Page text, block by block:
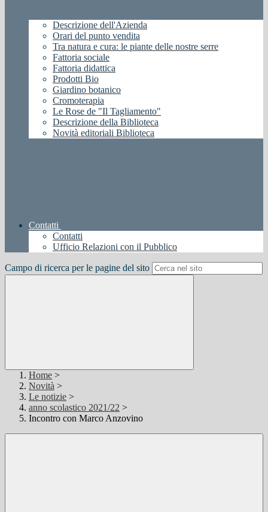
Descrizione dell'Azienda
Orari del punto vendita
Tra natura e cura: le piante delle nostre serre
Fattoria sociale
Fattoria didattica
Prodotti Bio
Giardino botanico
Cromoterapia
Le Rose de "Il Tagliamento"
Descrizione della Biblioteca
Novità editoriali Biblioteca
Contatti
Contatti
Ufficio Relazioni con il Pubblico
Campo di ricerca per le pagine del sito
Home >
Novità >
Le notizie >
anno scolastico 2021/22 >
Incontro con Marco Anzovino